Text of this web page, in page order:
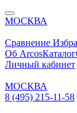
МОСКВА
Сравнение
Об ArcosКаталог
Личный кабинет
МОСКВА
8 (495) 215-11-58